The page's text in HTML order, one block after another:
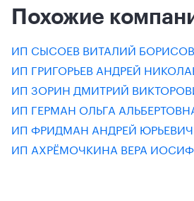
Похожие
ИП СЫСОЕВ ВИТАЛИЙ
ИП ГРИГОРЬЕВ АНДРЕЙ
ИП ЗОРИН ДМИТРИЙ
ИП ГЕРМАН ОЛЬГА
ИП ФРИДМАН АНДРЕЙ ЮРЬЕВИЧ
ИП АХРЁМОЧКИНА ВЕРА